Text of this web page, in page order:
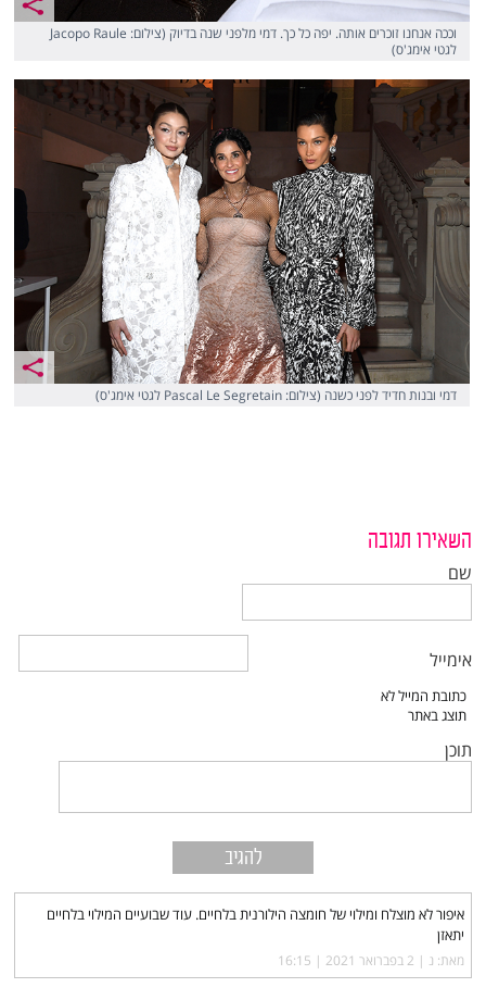
וככה אנחנו זוכרים אותה. יפה כל כך. דמי מלפני שנה בדיוק (צילום: Jacopo Raule
לגטי אימג'ס)
דמי ובנות חדיד לפני כשנה (צילום: Pascal Le Segretain לגטי אימג'ס)
השאירו תגובה
שם
אימייל
תוכן
איפור לא מוצלח ומילוי של חומצה הילורנית בלחיים. עוד שבועיים המילוי בלחיים
יתאזן
מאת: נ |‏ 2 בפברואר 2021 | 16:15